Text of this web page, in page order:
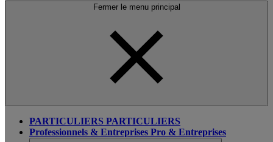
Fermer le menu principal
PARTICULIERS PARTICULIERS
Professionnels & Entreprises Pro & Entreprises